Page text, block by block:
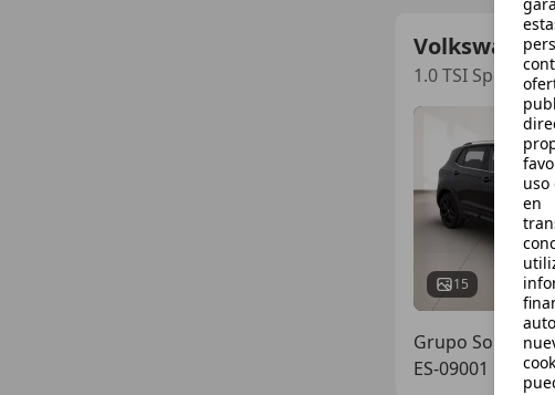
Volkswagen
1.0 TSI Sport
15
Grupo Solera
ES-09001
en